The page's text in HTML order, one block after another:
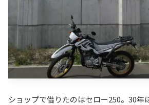
ショップで借りたのはセロー250。30年